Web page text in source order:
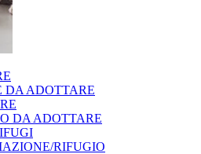
DA ADOTTARE
DA ADOTTARE
RIFUGIO